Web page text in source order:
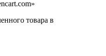
товара в